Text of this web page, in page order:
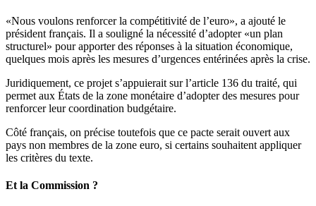
«Nous voulons renforcer la compétitivité de l’euro», a ajouté le
président français. Il a souligné la nécessité d’adopter «un plan
structurel» pour apporter des réponses à la situation économique,
quelques mois après les mesures d’urgences entérinées après la crise.
Juridiquement, ce projet s’appuierait sur l’article 136 du traité, qui
permet aux États de la zone monétaire d’adopter des mesures pour
renforcer leur coordination budgétaire.
Côté français, on précise toutefois que ce pacte serait ouvert aux
pays non membres de la zone euro, si certains souhaitent appliquer
les critères du texte.
Et la Commission ?